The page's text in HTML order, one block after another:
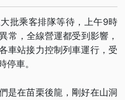
批乘客排隊等待，上午9時
常，全線營運都受到影響，
車站接力控制列車運行，受
停車。
是在苗栗後龍，剛好在山洞